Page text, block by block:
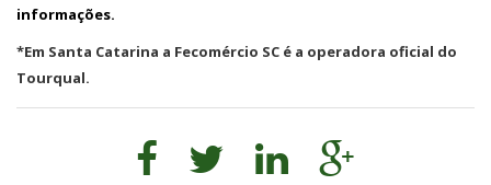
informações.
*Em Santa Catarina a Fecomércio SC é a operadora oficial do
Tourqual.